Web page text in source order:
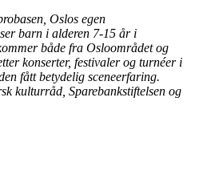
Oslos egen
barn i alderen 7-15 år i
både fra Osloområdet og
konserter, festivaler og turnéer i
fått betydelig sceneerfaring.
kulturråd, Sparebankstiftelsen og